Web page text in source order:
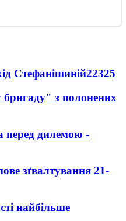
Стефанішиній22325
з полонених
перед дилемою -
зґвалтування 21-
найбільше